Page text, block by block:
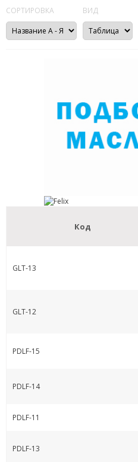
СОРТИРОВКА ВИД
Код
GLT-13
GLT-12
PDLF-15
PDLF-14
PDLF-11
PDLF-13